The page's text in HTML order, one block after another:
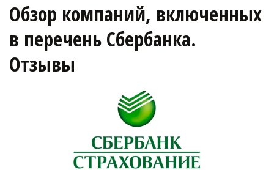
Обзор компаний, включенных
в перечень Сбербанка.
Отзывы